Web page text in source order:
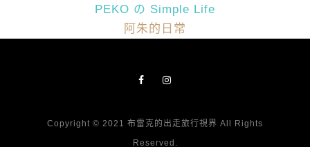
PEKO の Simple Life
阿朱的日常
Copyright © 2021 布雷克的出走旅行視界 All Rights
Reserved.